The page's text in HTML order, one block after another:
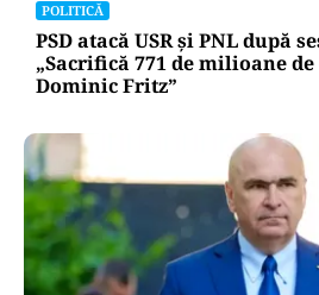
POLITICĂ
PSD atacă USR și PNL după
„Sacrifică 771 de milioane
Dominic Fritz”